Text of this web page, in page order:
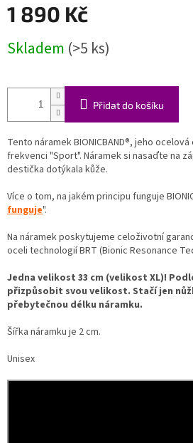
1 890 Kč
cena:
Skladem (>5 ks)
Přidat do košíku
Tento náramek BIONICBAND®, jeho
frekvenci "Sport". Náramek si nasaďte na
destička dotýkala kůže.
Více o tom, na jakém principu funguje
funguje".
Na náramek poskytujeme celoživotní
oceli technologií BRT (Bionic Resonance
Jedna velikost 33 cm (velikost XL)!
přizpůsobit svou velikost. Stačí jen
přebytečnou délku náramku.
Šířka náramku je 2 cm.
Unisex